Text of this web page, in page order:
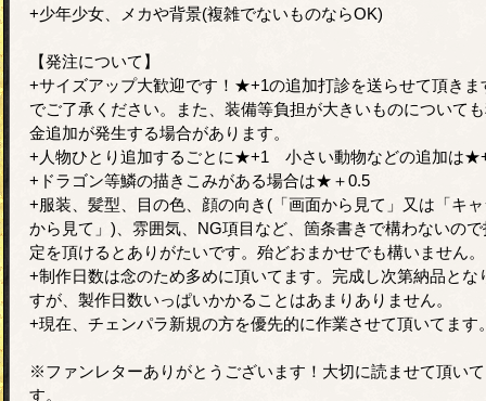
+少年少女、メカや背景(複雑でないものならOK)
【発注について】
+サイズアップ大歓迎です！★+1の追加打診を送らせて頂きま
でご了承ください。また、装備等負担が大きいものについて
金追加が発生する場合があります。
+人物ひとり追加するごとに★+1 小さい動物などの追加は
+ドラゴン等鱗の描きこみがある場合は★＋0.5
+服装、髪型、目の色、顔の向き(「画面から見て」又は「キ
から見て」)、雰囲気、NG項目など、箇条書きで構わないので
定を頂けるとありがたいです。殆どおまかせでも構いません。
+制作日数は念のため多めに頂いてます。完成し次第納品とな
すが、製作日数いっぱいかかることはあまりありません。
+現在、チェンパラ新規の方を優先的に作業させて頂いてます
※ファンレターありがとうございます！大切に読ませて頂い
す。